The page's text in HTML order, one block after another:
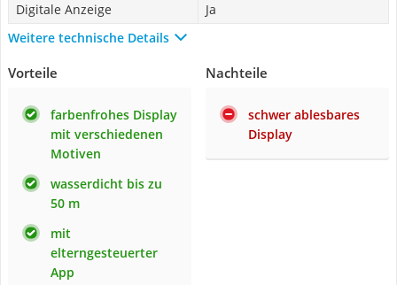
Digitale Anzeige
Ja
Weitere technische Details
Vorteile
farbenfrohes Display
mit verschiedenen
Motiven
wasserdicht bis zu
50 m
mit
elterngesteuerter
App
Nachteile
schwer ablesbares
Display